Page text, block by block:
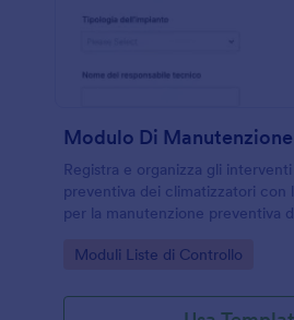
Registra e organizza gli
preventiva dei climatizzatori con
per la manutenzione preventiva
che gestiscono più sedi e impianti.
Go to Category:
Moduli Liste di Controllo